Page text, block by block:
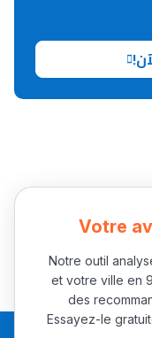
Votre
Notre outil
et votre ville en
des
Essayez-le